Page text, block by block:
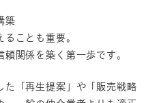
築
ことも重要。
関係を築く第一歩です。
た「再生提案」や「販売戦略